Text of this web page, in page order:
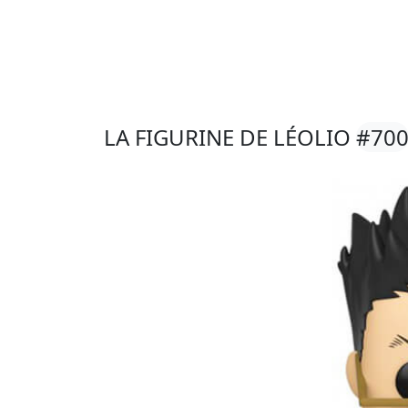
LA FIGURINE DE LÉOLIO #700